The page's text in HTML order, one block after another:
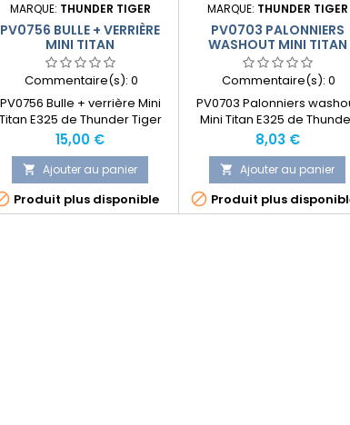
MARQUE: THUNDER TIGER
PV0756 BULLE + VERRIÈRE
MINI TITAN
Commentaire(s): 0
PV0756 Bulle + verrière Mini
Titan E325 de Thunder Tiger
Prix
15,00 €
 Ajouter au panier
Produit plus disponible
MARQUE: THUNDER TIGER
PV0703 PALONNIERS
WASHOUT MINI TITAN
Commentaire(s): 0
PV0703 Palonniers
Mini Titan E325 de
Tiger
Prix
8,03 €
 Ajouter au panier
 Produit plus